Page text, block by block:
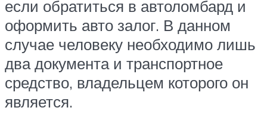
если обратиться в автоломбард и
оформить авто залог. В данном
случае человеку необходимо лишь
два документа и транспортное
средство, владельцем которого он
является.